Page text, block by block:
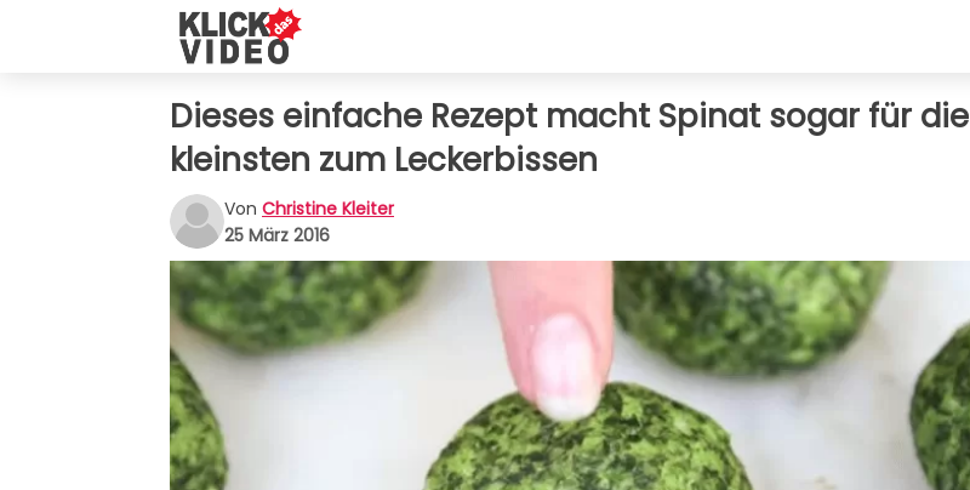
Dieses einfache Rezept macht Spinat sogar für die
kleinsten zum Leckerbissen
Von Christine Kleiter
25 März 2016